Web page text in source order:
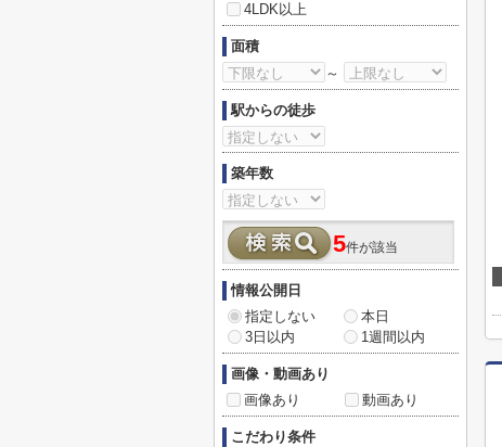
4LDK以上
面積
～
駅からの徒歩
築年数
5件が該当
情報公開日
指定しない
本日
3日以内
1週間以内
画像・動画あり
画像あり
動画あり
こだわり条件